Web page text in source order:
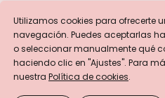
Utilizamos cookies para ofrecerte
navegación. Puedes aceptarlas
o seleccionar manualmente qué
haciendo clic en "Ajustes". Para
nuestra Política de cookies.
descubre cómo